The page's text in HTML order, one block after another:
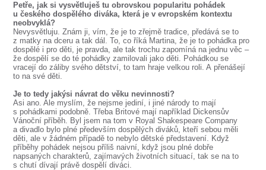
Petře, jak si vysvětluješ tu obrovskou popularitu pohádek
u českého dospělého diváka, která je v evropském kontextu
neobvyklá?
Nevysvětluju. Znám ji, vím, že je to zřejmě tradice, předává se to
z matky na dceru a tak dál. To, co říká Martina, že je to pohádka pro
dospělé i pro děti, je pravda, ale tak trochu zapomíná na jednu věc –
že dospělí se do té pohádky zamilovali jako děti. Pohádkou se
vracejí do záliby svého dětství, to tam hraje velkou roli. A přenášejí
to na své děti.
Je to tedy jakýsi návrat do věku nevinnosti?
Asi ano. Ale myslím, že nejsme jediní, i jiné národy to mají
s pohádkami podobně. Třeba Britové mají například Dickensův
Vánoční příběh. Byl jsem na tom v Royal Shakespeare Company
a divadlo bylo plné především dospělých diváků, kteří sebou měli
děti, ale v žádném případě to nebylo dětské představení. Když
příběhy pohádek nejsou příliš naivní, když jsou plné dobře
napsaných charakterů, zajímavých životních situací, tak se na to
s chutí dívají právě dospělí diváci.